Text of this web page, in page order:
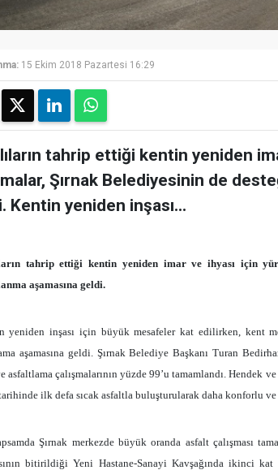
15 Ekim 2018 Pazartesi 16:29
tahrip ettiği kentin yeniden
Şırnak Belediyesinin de
Kentin yeniden inşası...
tahrip ettiği kentin yeniden imar ve ihyası için
aşamasına geldi.
yeniden inşası için büyük mesafeler kat edilirken, kent
aşamasına geldi. Şırnak Belediye Başkanı Turan
asfaltlama çalışmalarının yüzde 99’u tamamlandı.
ilk defa sıcak asfaltla buluşturularak daha konforlu
Şırnak merkezde büyük oranda asfalt çalışması
bitirildiği Yeni Hastane-Sanayi Kavşağında ikinci